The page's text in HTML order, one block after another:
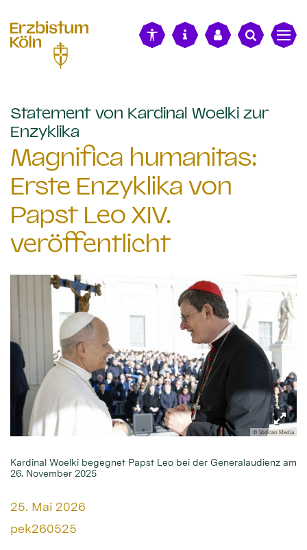
Statement von Kardinal Woelki zur
Enzyklika
Magnifica humanitas:
Erste Enzyklika von
Papst Leo XIV.
veröffentlicht
© Vatican Media
Kardinal Woelki begegnet Papst Leo bei der Generalaudienz am
26. November 2025
Datum:
25. Mai 2026
Von:
pek260525